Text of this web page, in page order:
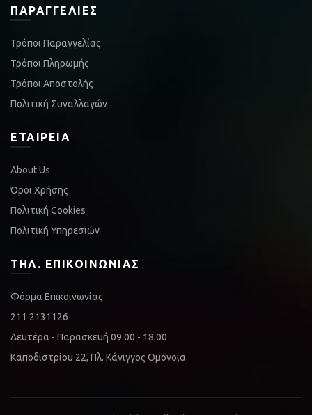
ΠΑΡΑΓΓΕΛΊΕΣ
Τρόποι Παραγγελίας
Τρόποι Πληρωμής
Τρόποι Αποστολής
Πολιτική Συναλλαγών
ΕΤΑΙΡΕΊΑ
About Us
Όροι Χρήσης
Πολιτική Cookies
Πολιτική Υπηρεσιών
ΤΗΛ. ΕΠΙΚΟΙΝΩΝΊΑΣ
Φόρμα Επικοινωνίας
211 2131126
Δευτέρα - Παρασκευή 09.00 - 18.00
Καποδιστρίου 22, Πλ. Κάνιγγος Ομόνοια